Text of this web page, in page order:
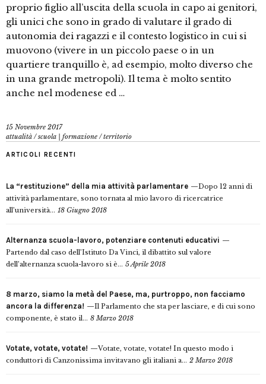
proprio figlio all’uscita della scuola in capo ai genitori,
gli unici che sono in grado di valutare il grado di
autonomia dei ragazzi e il contesto logistico in cui si
muovono (vivere in un piccolo paese o in un
quartiere tranquillo è, ad esempio, molto diverso che
in una grande metropoli). Il tema è molto sentito
anche nel modenese ed …
15 Novembre 2017
attualità /scuola | formazione /territorio
ARTICOLI RECENTI
La “restituzione” della mia attività parlamentare
Dopo 12 anni di
attività parlamentare, sono tornata al mio lavoro di ricercatrice
all’università... 18 Giugno 2018
Alternanza scuola-lavoro, potenziare contenuti educativi
Partendo dal caso dell’Istituto Da Vinci, il dibattito sul valore
dell’alternanza scuola-lavoro si è... 5 Aprile 2018
8 marzo, siamo la metà del Paese, ma, purtroppo, non facciamo
ancora la differenza!
Il Parlamento che sta per lasciare, e di cui sono
componente, è stato il... 8 Marzo 2018
Votate, votate, votate!
Votate, votate, votate! In questo modo i
conduttori di Canzonissima invitavano gli italiani a... 2 Marzo 2018